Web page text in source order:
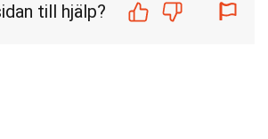
till hjälp?